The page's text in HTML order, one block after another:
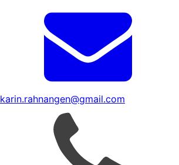
karin.rahnangen@gmail.com